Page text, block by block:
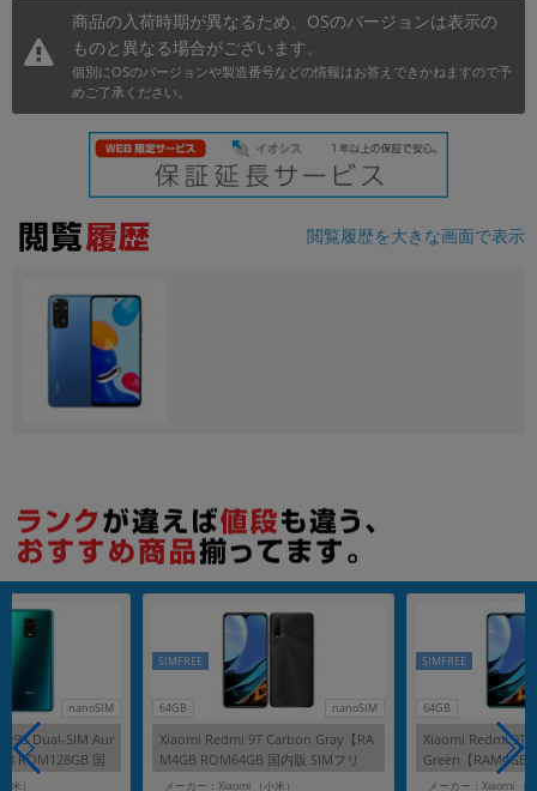
商品の入荷時期が異なるため、OSのバージョンは表示の
ものと異なる場合がございます。
個別にOSのバージョンや製造番号などの情報はお答えできかねますので予
めご了承ください。
閲覧履歴を大きな画面で表示
nanoSIM
Dual-SIM Aur
ROM128GB 国
米）
64GB nanoSIM
SIMFREE
Xiaomi Redmi 9T Carbon Gray【RA
M4GB ROM64GB 国内版 SIMフリ
ー】
メーカー：Xiaomi （小米）
64GB
SIMFREE
Xiaomi Redmi 9T
Green【RAM4GB
SIMフリー】
メーカー：Xiaomi （
円 ～
年 月 から
月 まで
各項目のチェックボックスは「or検索」となります。
ただし機能別のみ「and検索」となります。